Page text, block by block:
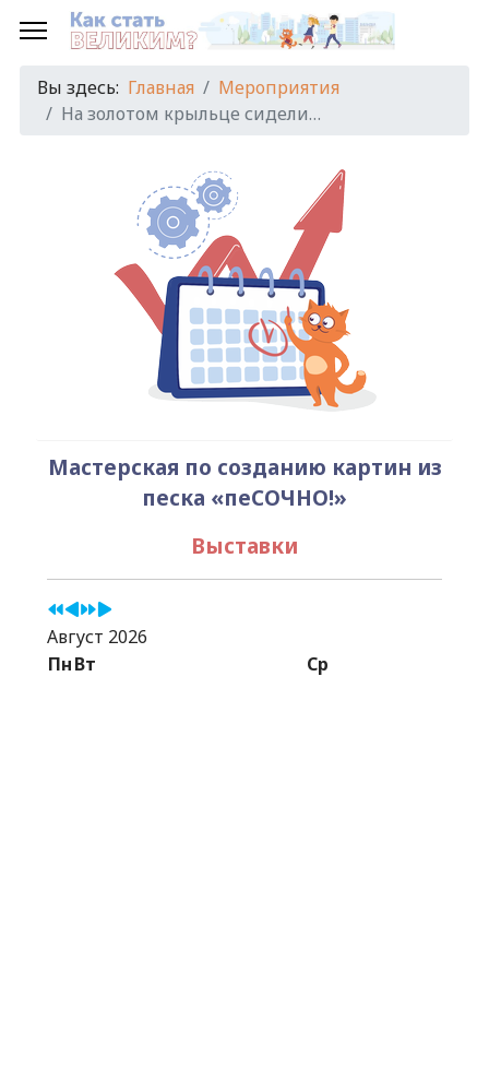
Вы здесь: Главная
Мероприятия
На золотом крыльце сидели…
Мастерская по созданию картин из
песка «пеСОЧНО!»
Выставки
годмесяц
годмесяц
Август 2026
ПнВт Ср